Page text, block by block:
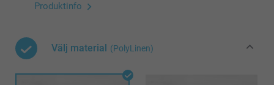
Produktinfo
Välj material (PolyLinen)